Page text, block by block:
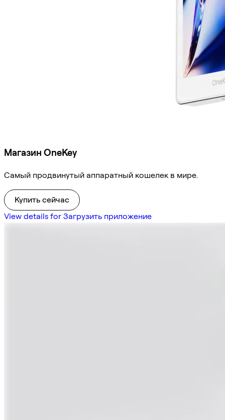
Магазин OneKey
Самый продвинутый аппаратный кошелек в мире.
Купить сейчас
View details for Загрузить приложение